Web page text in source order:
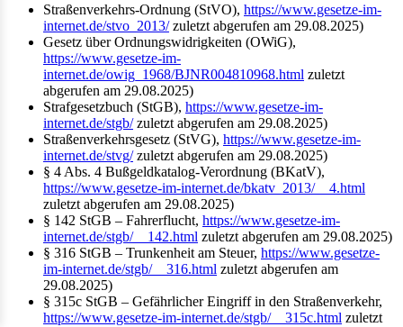
Straßenverkehrs-Ordnung (StVO), https://www.gesetze-im-
internet.de/stvo_2013/zuletzt abgerufen am 29.08.2025)
Gesetz über Ordnungswidrigkeiten (OWiG),
https://www.gesetze-im-
internet.de/owig_1968/BJNR004810968.html zuletzt
abgerufen am 29.08.2025)
Strafgesetzbuch (StGB), https://www.gesetze-im-
internet.de/stgb/zuletzt abgerufen am 29.08.2025)
Straßenverkehrsgesetz (StVG), https://www.gesetze-im-
internet.de/stvg/zuletzt abgerufen am 29.08.2025)
§ 4 Abs. 4 Bußgeldkatalog-Verordnung (BKatV),
https://www.gesetze-im-internet.de/bkatv_2013/__4.html
zuletzt abgerufen am 29.08.2025)
§ 142 StGB – Fahrerflucht, https://www.gesetze-im-
internet.de/stgb/__142.html zuletzt abgerufen am 29.08.2025)
§ 316 StGB – Trunkenheit am Steuer, https://www.gesetze-
im-internet.de/stgb/__316.html zuletzt abgerufen am
29.08.2025)
§ 315c StGB – Gefährlicher Eingriff in den Straßenverkehr,
https://www.gesetze-im-internet.de/stgb/__315c.html zuletzt